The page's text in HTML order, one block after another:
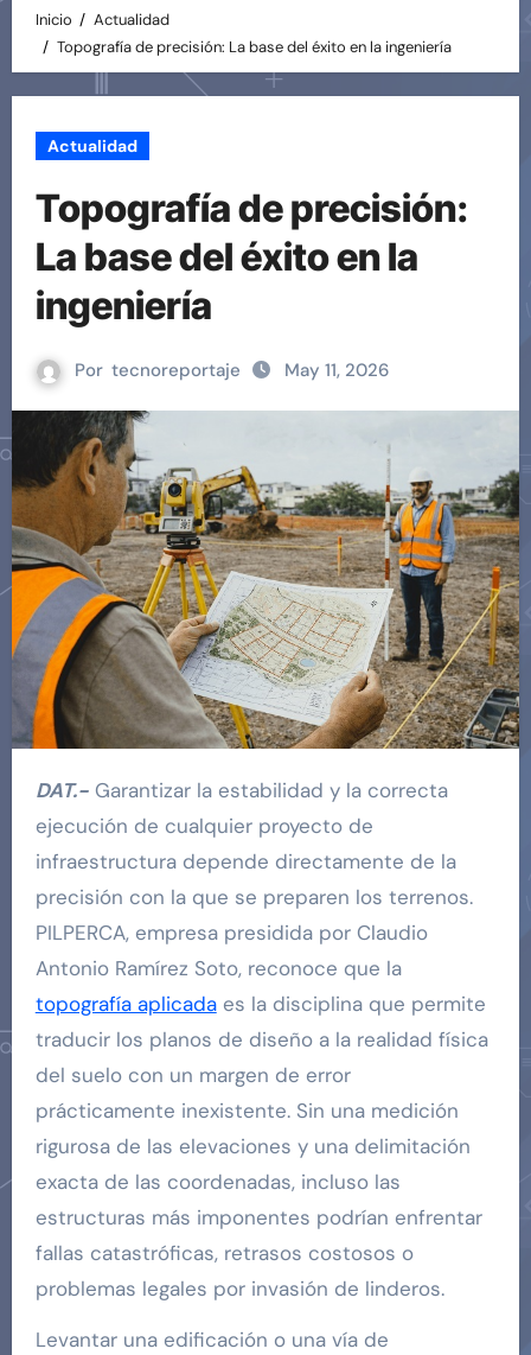
Inicio
Actualidad
Topografía de precisión: La base del éxito en la ingeniería
Actualidad
Topografía de precisión:
La base del éxito en la
ingeniería
Por tecnoreportaje May 11, 2026
DAT.-Garantizar la estabilidad y la correcta
ejecución de cualquier proyecto de
infraestructura depende directamente de la
precisión con la que se preparen los terrenos.
PILPERCA, empresa presidida por Claudio
Antonio Ramírez Soto, reconoce que la
topografía aplicadaes la disciplina que permite
traducir los planos de diseño a la realidad física
del suelo con un margen de error
prácticamente inexistente. Sin una medición
rigurosa de las elevaciones y una delimitación
exacta de las coordenadas, incluso las
estructuras más imponentes podrían enfrentar
fallas catastróficas, retrasos costosos o
problemas legales por invasión de linderos.
Levantar una edificación o una vía de